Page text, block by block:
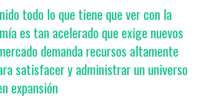
todo lo que tiene que ver con la
es tan acelerado que exige nuevos
demanda recursos altamente
satisfacer y administrar un universo
expansión